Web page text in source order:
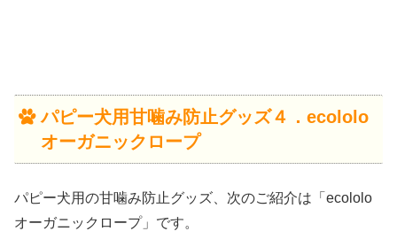
パピー犬用甘噛み防止グッズ４．ecololo
オーガニックロープ
パピー犬用の甘噛み防止グッズ、次のご紹介は「ecololo
オーガニックロープ」です。